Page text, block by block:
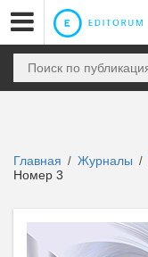
Главная / Журналы /
Номер 3